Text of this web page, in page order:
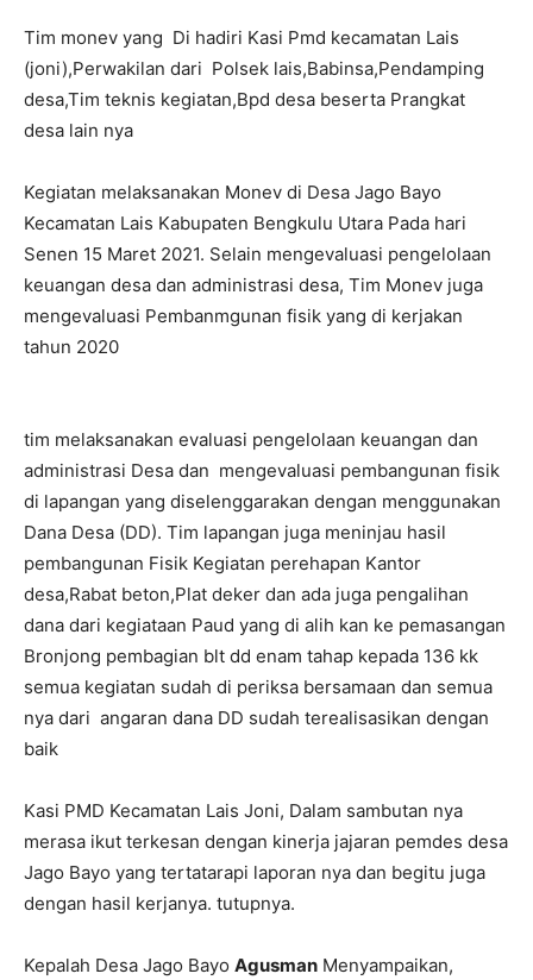
Tim monev yang Di hadiri Kasi Pmd kecamatan Lais
(joni),Perwakilan dari Polsek lais,Babinsa,Pendamping
desa,Tim teknis kegiatan,Bpd desa beserta Prangkat
desa lain nya
Kegiatan melaksanakan Monev di Desa Jago Bayo
Kecamatan Lais Kabupaten Bengkulu Utara Pada hari
Senen 15 Maret 2021. Selain mengevaluasi pengelolaan
keuangan desa dan administrasi desa, Tim Monev juga
mengevaluasi Pembanmgunan fisik yang di kerjakan
tahun 2020
tim melaksanakan evaluasi pengelolaan keuangan dan
administrasi Desa dan mengevaluasi pembangunan fisik
di lapangan yang diselenggarakan dengan menggunakan
Dana Desa (DD). Tim lapangan juga meninjau hasil
pembangunan Fisik Kegiatan perehapan Kantor
desa,Rabat beton,Plat deker dan ada juga pengalihan
dana dari kegiataan Paud yang di alih kan ke pemasangan
Bronjong pembagian blt dd enam tahap kepada 136 kk
semua kegiatan sudah di periksa bersamaan dan semua
nya dari angaran dana DD sudah terealisasikan dengan
baik
Kasi PMD Kecamatan Lais Joni, Dalam sambutan nya
merasa ikut terkesan dengan kinerja jajaran pemdes desa
Jago Bayo yang tertatarapi laporan nya dan begitu juga
dengan hasil kerjanya. tutupnya.
Kepalah Desa Jago Bayo Agusman Menyampaikan,